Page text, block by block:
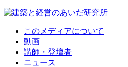
このメディアについて
動画
講師・登壇者
ニュース